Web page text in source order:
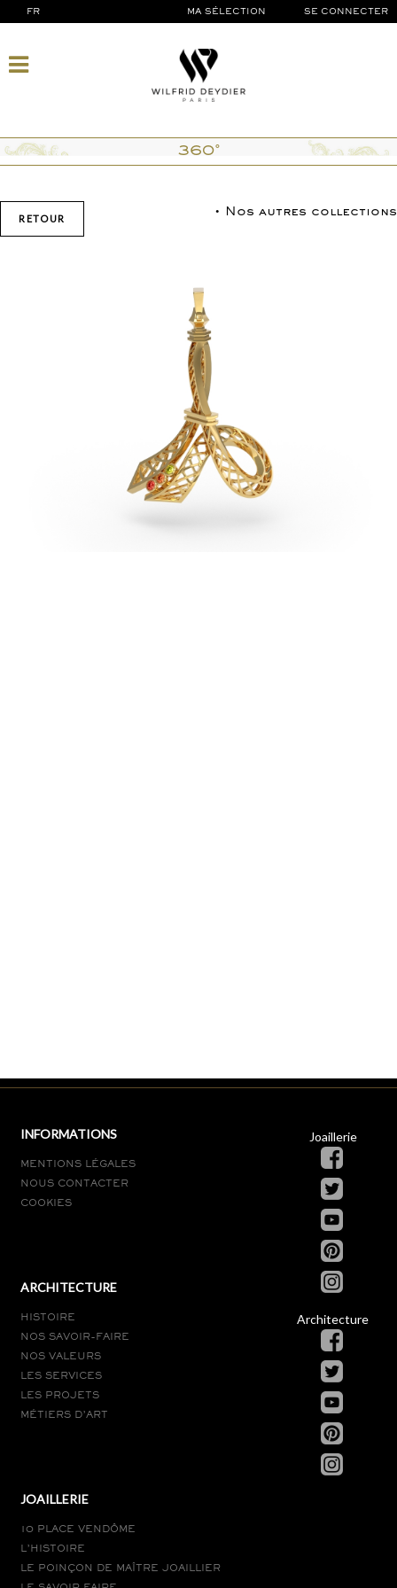
FR MA SÉLECTION SE CONNECTER
360°
• Nos autres collections
RETOUR
INFORMATIONS
MENTIONS LÉGALES
NOUS CONTACTER
COOKIES
ARCHITECTURE
HISTOIRE
NOS SAVOIR-FAIRE
NOS VALEURS
LES SERVICES
LES PROJETS
MÉTIERS D’ART
JOAILLERIE
10 PLACE VENDÔME
L’HISTOIRE
LE POINÇON DE MAÎTRE JOAILLIER
Joaillerie
Architecture